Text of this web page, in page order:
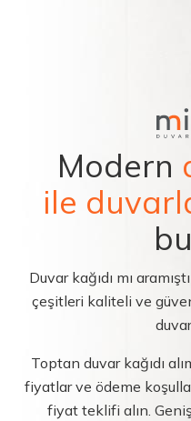
Modern
ile
Duvar kağıdı mı
çeşitleri kaliteli ve
Toptan duvar kağıdı
fiyatlar ve ödeme
fiyat teklifi alın.